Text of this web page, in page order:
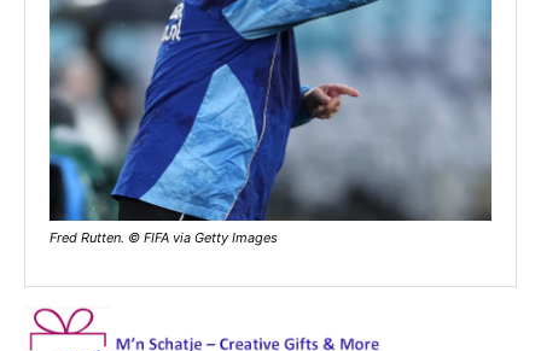
Fred Rutten. © FIFA via Getty Images